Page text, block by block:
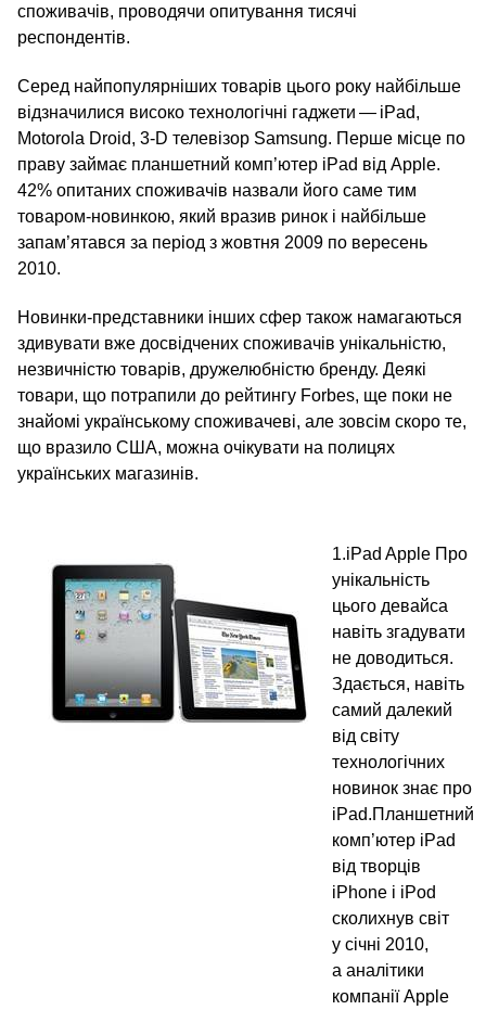
споживачів, проводячи опитування тисячі
респондентів.
Серед найпопулярніших товарів цього року найбільше
відзначилися високо технологічні гаджети — iPad,
Motorola Droid, 3‑D телевізор Samsung. Перше місце по
праву займає планшетний комп’ютер iPad від Apple.
42% опитаних споживачів назвали його саме тим
товаром-новинкою, який вразив ринок і найбільше
запам’ятався за період з жовтня 2009 по вересень
2010.
Новинки-представники інших сфер також намагаються
здивувати вже досвідчених споживачів унікальністю,
незвичністю товарів, дружелюбністю бренду. Деякі
товари, що потрапили до рейтингу Forbes, ще поки не
знайомі українському споживачеві, але зовсім скоро те,
що вразило США, можна очікувати на полицях
українських магазинів.
1.iPad Apple Про
унікальність
цього девайса
навіть згадувати
не доводиться.
Здається, навіть
самий далекий
від світу
технологічних
новинок знає про
iPad.Планшетний
комп’ютер iPad
від творців
iPhone і iPod
сколихнув світ
у січні 2010,
а аналітики
компанії Apple